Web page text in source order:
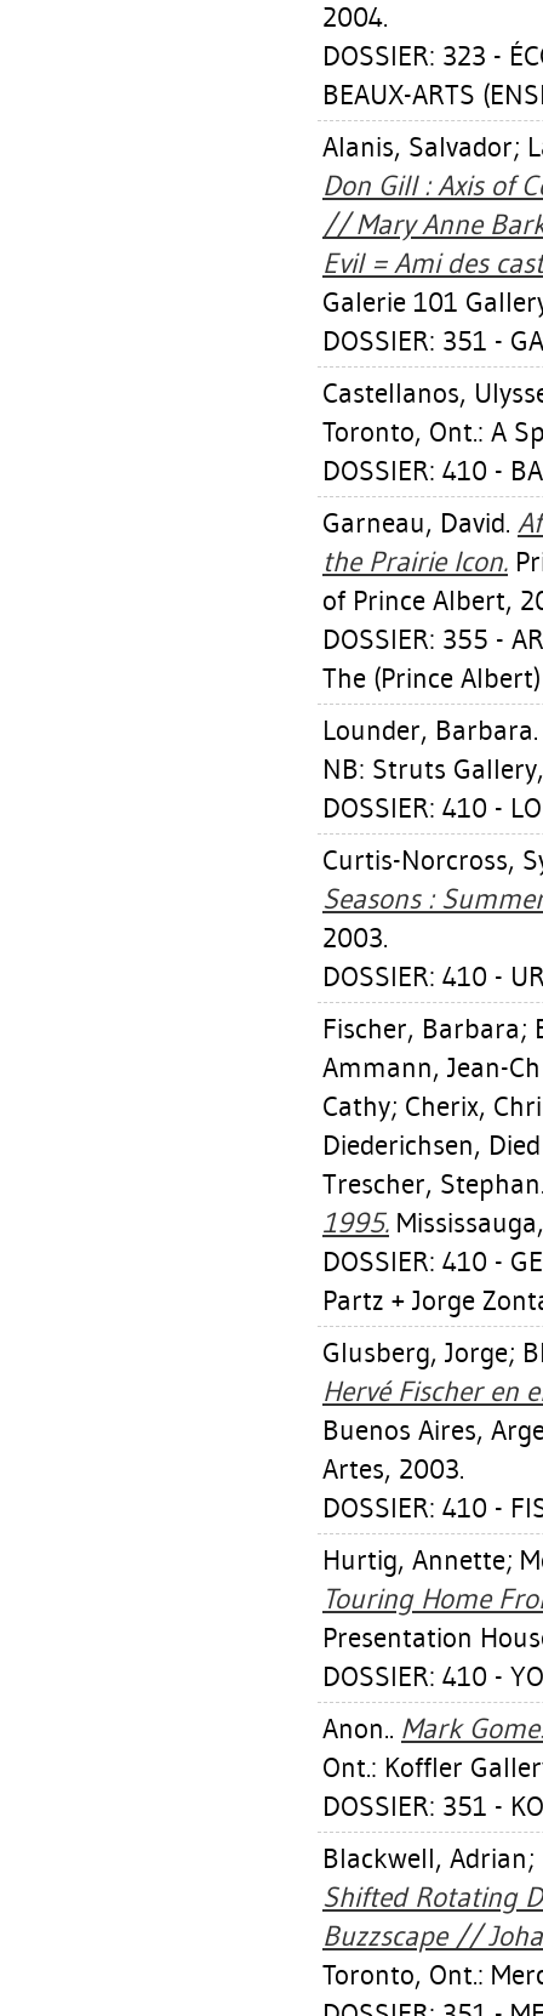
2004.
DOSSIER: 323 -
BEAUX-ARTS
Alanis, Salvador;
Don Gill : Axis of
// Mary Anne
Evil = Ami des
Galerie 101
DOSSIER: 351 -
Castellanos,
Toronto, Ont.: A
DOSSIER: 410 -
Garneau, David.
the Prairie Icon.
of Prince Albert,
DOSSIER: 355 -
The (Prince Albert)
Lounder, Barbara
NB: Struts
DOSSIER: 410 -
Curtis-Norcross,
Seasons :
2003.
DOSSIER: 410 -
Fischer, Barbara;
Ammann, Jean-
Cathy; Cherix,
Diederichsen,
Trescher, Stephan
1995.
DOSSIER: 410 -
Partz + Jorge
Glusberg, Jorge;
Hervé Fischer en
Buenos Aires,
Artes, 2003.
DOSSIER: 410 -
Hurtig, Annette;
Touring Home
Presentation
DOSSIER: 410 -
Anon.. Mark
Ont.: Koffler
DOSSIER: 351 -
Blackwell, Adrian;
Shifted Rotating
Buzzscape //
Toronto, Ont.: